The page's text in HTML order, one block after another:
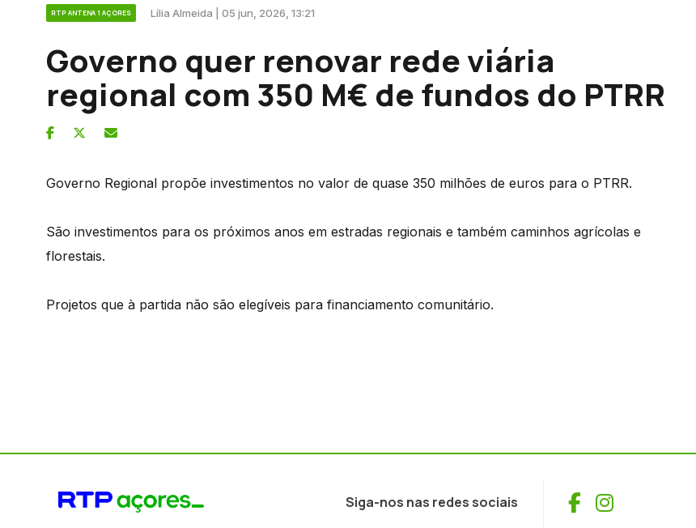
RTP ANTENA 1 AÇORES Lília Almeida | 05 jun, 2026, 13:21
Governo quer renovar rede viária
regional com 350 M€ de fundos do PTRR
Governo Regional propõe investimentos no valor de quase 350 milhões de euros para o PTRR.
São investimentos para os próximos anos em estradas regionais e também caminhos agrícolas e
florestais.
Projetos que à partida não são elegíveis para financiamento comunitário.
Siga-nos nas redes sociais Facebook
Instagram